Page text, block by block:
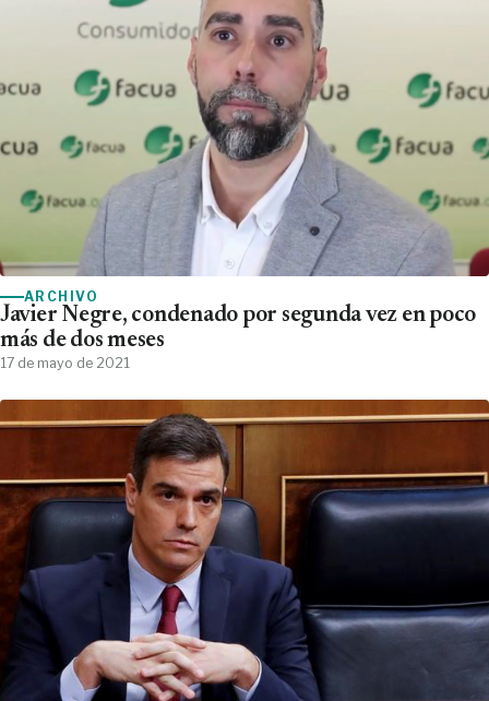
ARCHIVO
Javier Negre, condenado por segunda vez en poco
más de dos meses
17 de mayo de 2021